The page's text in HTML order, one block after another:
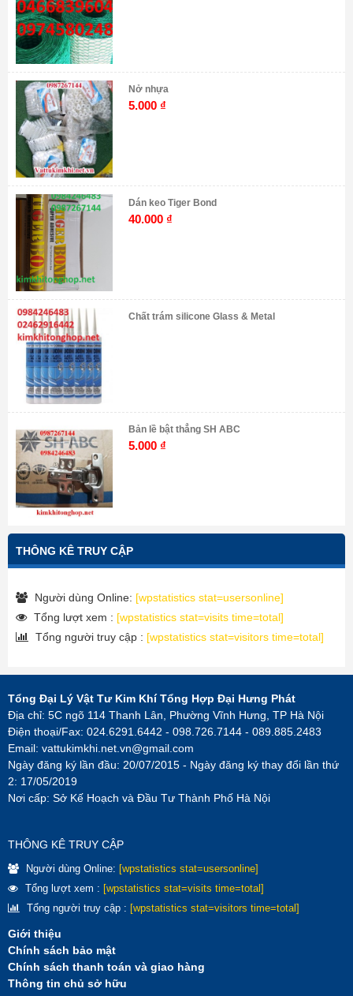
Nở nhựa
5.000 ₫
Dán keo Tiger Bond
40.000 ₫
Chất trám silicone Glass & Metal
Bản lề bật thẳng SH ABC
5.000 ₫
THÔNG KÊ TRUY CẬP
Người dùng Online: [wpstatistics stat=usersonline]
Tổng lượt xem : [wpstatistics stat=visits time=total]
Tổng người truy cập : [wpstatistics stat=visitors time=total]
Tổng Đại Lý Vật Tư Kim Khí Tổng Hợp Đại Hưng Phát
Địa chỉ: 5C ngõ 114 Thanh Lân, Phường Vĩnh Hưng, TP Hà Nội
Điện thoại/Fax: 024.6291.6442 - 098.726.7144 - 089.885.2483
Email: vattukimkhi.net.vn@gmail.com
Ngày đăng ký lần đầu: 20/07/2015 - Ngày đăng ký thay đổi lần thứ
2: 17/05/2019
Nơi cấp: Sở Kế Hoạch và Đầu Tư Thành Phố Hà Nội
THÔNG KÊ TRUY CẬP
Người dùng Online: [wpstatistics stat=usersonline]
Tổng lượt xem : [wpstatistics stat=visits time=total]
Tổng người truy cập : [wpstatistics stat=visitors time=total]
Giới thiệu
Chính sách bảo mật
Chính sách thanh toán và giao hàng
Thông tin chủ sở hữu